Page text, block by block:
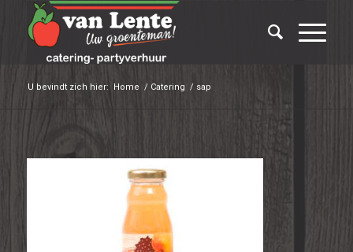
U bevindt zich hier: Home / Catering / sap